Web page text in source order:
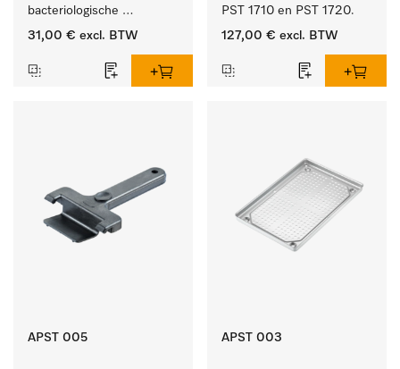
bacteriologische
besmetting uit de
31,00 € excl. BTW
PST 1710 en PST 1720.
127,00 € excl. BTW
APST 005 APST 003